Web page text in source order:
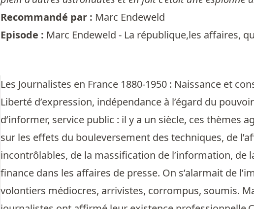
Recommandé par : Marc Endeweld
Episode : Marc Endeweld - La république,les affaires,
Les Journalistes en France 1880-1950 : Naissance et
Liberté d’expression, indépendance à l’égard du
d’informer, service public : il y a un siècle, ces thèmes
sur les effets du bouleversement des techniques, de
incontrôlables, de la massification de l’information, de
finance dans les affaires de presse. On s’alarmait de
volontiers médiocres, arrivistes, corrompus, soumis.